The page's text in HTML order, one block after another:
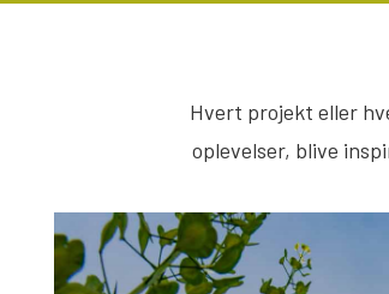
Hvert projekt eller
oplevelser, blive